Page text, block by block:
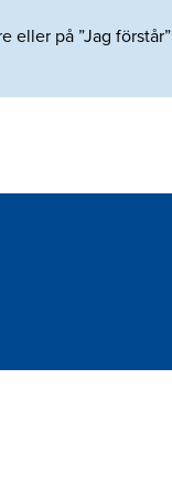
eller på ”Jag förstår”